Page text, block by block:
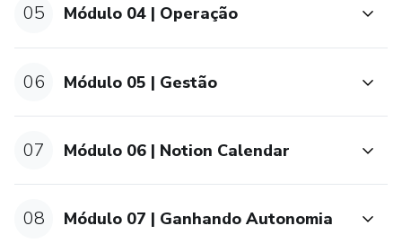
05 Módulo 04 | Operação
06 Módulo 05 | Gestão
07 Módulo 06 | Notion Calendar
08 Módulo 07 | Ganhando Autonomia